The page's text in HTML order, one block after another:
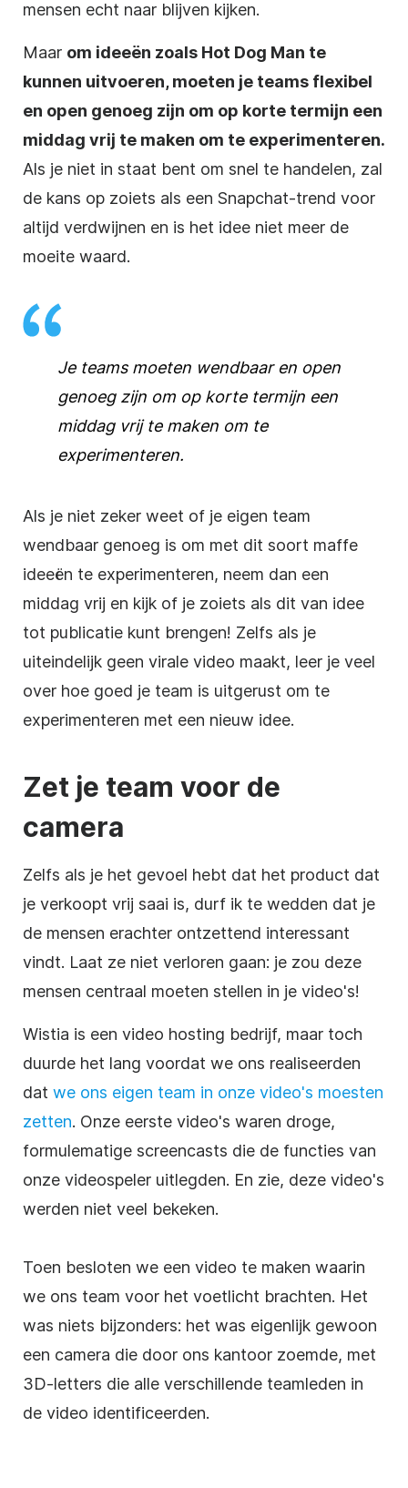
mensen echt naar blijven kijken.
Maar om ideeën zoals Hot Dog Man te
kunnen uitvoeren, moeten je teams flexibel
en open genoeg zijn om op korte termijn een
middag vrij te maken om te experimenteren.
Als je niet in staat bent om snel te handelen, zal
de kans op zoiets als een Snapchat-trend voor
altijd verdwijnen en is het idee niet meer de
moeite waard.
Je teams moeten wendbaar en open
genoeg zijn om op korte termijn een
middag vrij te maken om te
experimenteren.
Als je niet zeker weet of je eigen team
wendbaar genoeg is om met dit soort maffe
ideeën te experimenteren, neem dan een
middag vrij en kijk of je zoiets als dit van idee
tot publicatie kunt brengen! Zelfs als je
uiteindelijk geen virale video maakt, leer je veel
over hoe goed je team is uitgerust om te
experimenteren met een nieuw idee.
Zet je team voor de
camera
Zelfs als je het gevoel hebt dat het product dat
je verkoopt vrij saai is, durf ik te wedden dat je
de mensen erachter ontzettend interessant
vindt. Laat ze niet verloren gaan: je zou deze
mensen centraal moeten stellen in je video's!
Wistia is een video hosting bedrijf, maar toch
duurde het lang voordat we ons realiseerden
dat we ons eigen team in onze video's moesten
zetten. Onze eerste video's waren droge,
formulematige screencasts die de functies van
onze videospeler uitlegden. En zie, deze video's
werden niet veel bekeken.
Toen besloten we een video te maken waarin
we ons team voor het voetlicht brachten. Het
was niets bijzonders: het was eigenlijk gewoon
een camera die door ons kantoor zoemde, met
3D-letters die alle verschillende teamleden in
de video identificeerden.